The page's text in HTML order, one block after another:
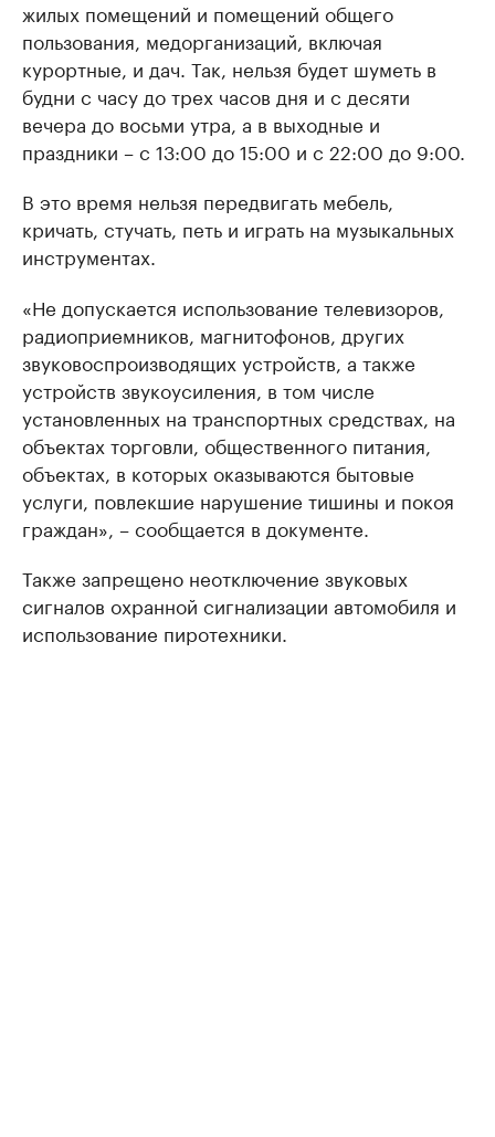
жилых помещений и помещений общего
пользования, медорганизаций, включая
курортные, и дач. Так, нельзя будет шуметь в
будни с часу до трех часов дня и с десяти
вечера до восьми утра, а в выходные и
праздники – с 13:00 до 15:00 и с 22:00 до 9:00.
В это время нельзя передвигать мебель,
кричать, стучать, петь и играть на музыкальных
инструментах.
«Не допускается использование телевизоров,
радиоприемников, магнитофонов, других
звуковоспроизводящих устройств, а также
устройств звукоусиления, в том числе
установленных на транспортных средствах, на
объектах торговли, общественного питания,
объектах, в которых оказываются бытовые
услуги, повлекшие нарушение тишины и покоя
граждан», – сообщается в документе.
Также запрещено неотключение звуковых
сигналов охранной сигнализации автомобиля и
использование пиротехники.